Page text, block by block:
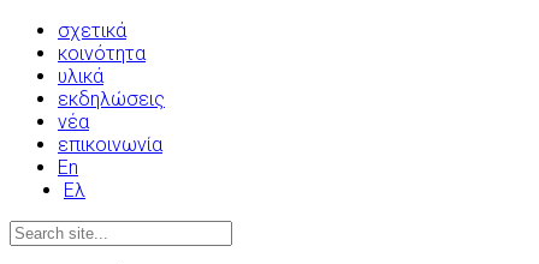
σχετικά
κοινότητα
υλικά
εκδηλώσεις
νέα
επικοινωνία
En
Ελ